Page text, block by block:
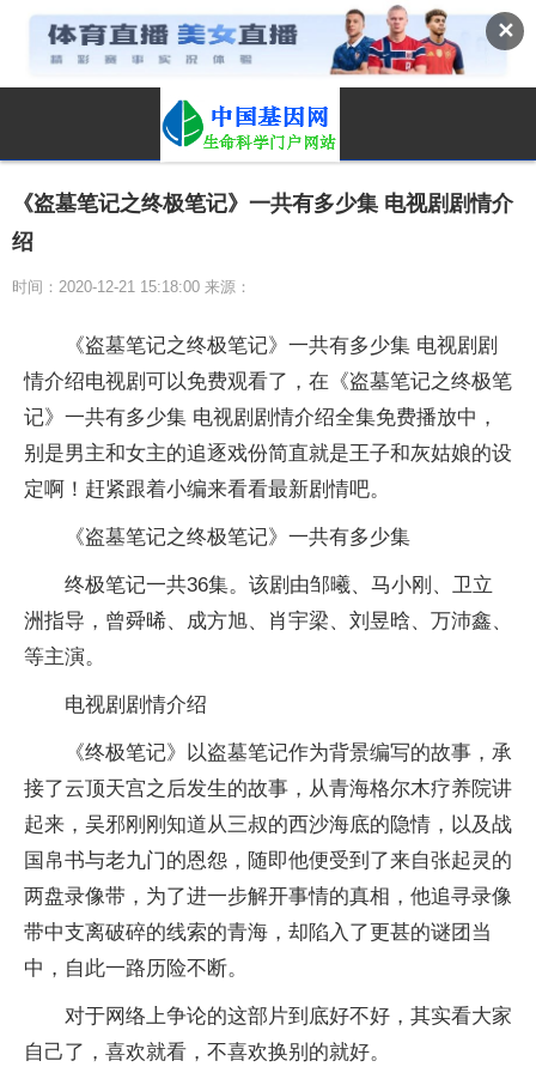
✕
《盗墓笔记之终极笔记》一共有多少集 电视剧剧情介
绍
时间：2020-12-21 15:18:00 来源：
《盗墓笔记之终极笔记》一共有多少集 电视剧剧
情介绍电视剧可以免费观看了，在《盗墓笔记之终极笔
记》一共有多少集 电视剧剧情介绍全集免费播放中，
别是男主和女主的追逐戏份简直就是王子和灰姑娘的设
定啊！赶紧跟着小编来看看最新剧情吧。
《盗墓笔记之终极笔记》一共有多少集
终极笔记一共36集。该剧由邹曦、马小刚、卫立
洲指导，曾舜晞、成方旭、肖宇梁、刘昱晗、万沛鑫、
等主演。
电视剧剧情介绍
《终极笔记》以盗墓笔记作为背景编写的故事，承
接了云顶天宫之后发生的故事，从青海格尔木疗养院讲
起来，吴邪刚刚知道从三叔的西沙海底的隐情，以及战
国帛书与老九门的恩怨，随即他便受到了来自张起灵的
两盘录像带，为了进一步解开事情的真相，他追寻录像
带中支离破碎的线索的青海，却陷入了更甚的谜团当
中，自此一路历险不断。
对于网络上争论的这部片到底好不好，其实看大家
自己了，喜欢就看，不喜欢换别的就好。